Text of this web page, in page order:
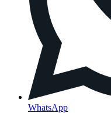
WhatsApp